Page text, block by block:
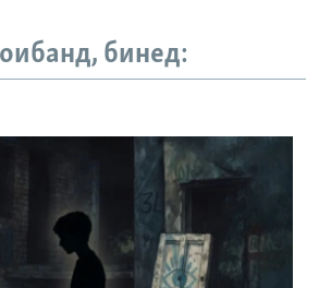
бинед: